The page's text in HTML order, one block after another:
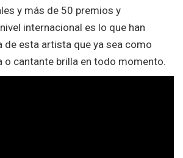
y más de 50 premios y
internacional es lo que han
de esta artista que ya sea como
o cantante brilla en todo momento.